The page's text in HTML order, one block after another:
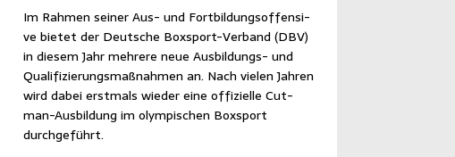
Im Rah­men sei­ner Aus- und Fort­bil­dungs­of­fen­si­
ve bie­tet der Deut­sche Box­sport-Ver­band (DBV)
in die­sem Jahr meh­re­re neue Aus­bil­dungs- und
Qua­li­fi­zie­rungs­maß­nah­men an. Nach vie­len Jah­ren
wird dabei erst­mals wie­der eine offi­zi­el­le Cut­
man-Aus­bil­dung im olym­pi­schen Box­sport
durchgeführt.